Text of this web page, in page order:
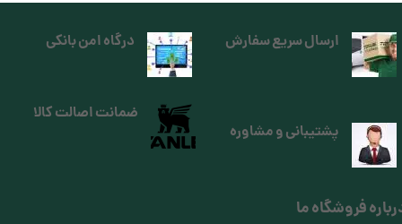
ارسال سریع سفارش
فروشگاه ما
درگاه امن بانکی
پشتیبانی و مشاوره
ضمانت اصالت کالا